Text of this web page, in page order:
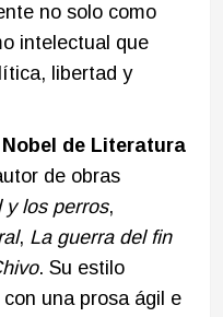
no solo como
intelectual que
libertad y
Nobel de Literatura
de obras
y los perros,
, La guerra del fin
. Su estilo
una prosa ágil e